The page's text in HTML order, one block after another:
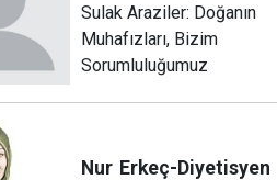
Sulak Araziler: Doğanın
Muhafızları, Bizim
Sorumluluğumuz
Nur Erkeç-Diyetisyen